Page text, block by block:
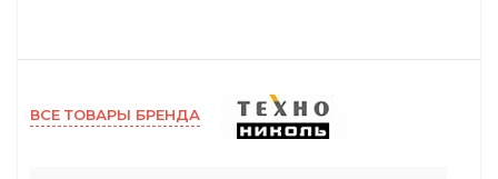
ВСЕ ТОВАРЫ БРЕНДА